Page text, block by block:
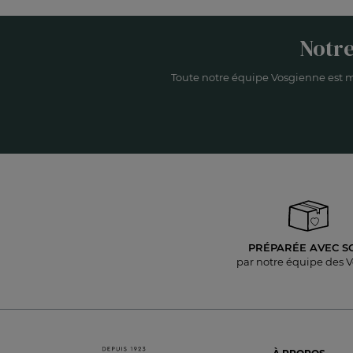
Toute notre équipe Vosgienne est
PRÉPARÉE AVEC
par notre équipe des